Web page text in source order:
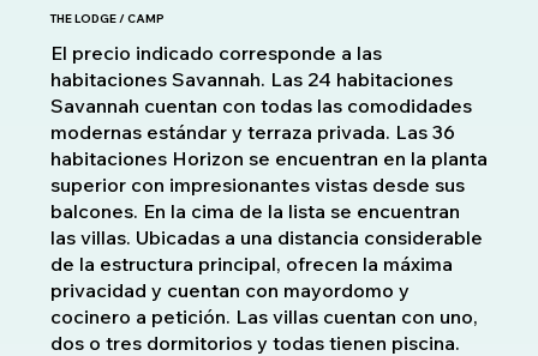
THE LODGE / CAMP
El precio indicado corresponde a las
habitaciones Savannah. Las 24 habitaciones
Savannah cuentan con todas las comodidades
modernas estándar y terraza privada. Las 36
habitaciones Horizon se encuentran en la planta
superior con impresionantes vistas desde sus
balcones. En la cima de la lista se encuentran
las villas. Ubicadas a una distancia considerable
de la estructura principal, ofrecen la máxima
privacidad y cuentan con mayordomo y
cocinero a petición. Las villas cuentan con uno,
dos o tres dormitorios y todas tienen piscina.